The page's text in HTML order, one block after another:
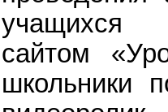
сайтом
школьники